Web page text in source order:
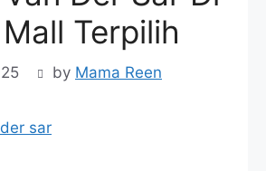
Terpilih
by Mama Reen